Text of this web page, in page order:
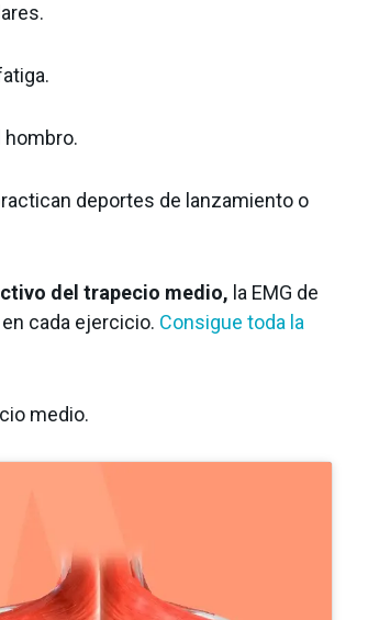
hombro.
deportes de lanzamiento o
del trapecio medio, la EMG de
cada ejercicio. Consigue toda la
medio.